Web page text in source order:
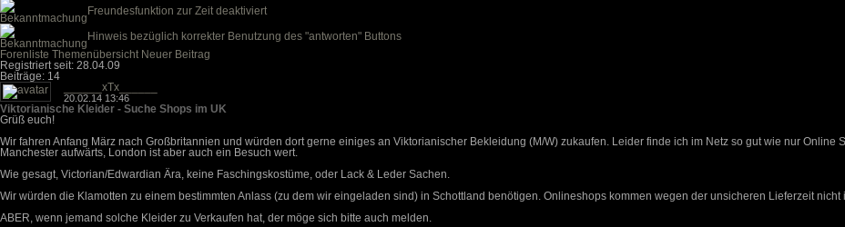
Freundesfunktion zur Zeit deaktiviert
Hinweis bezüglich korrekter Benutzung des "antworten" Buttons
Forenliste Themenübersicht Neuer Beitrag
Registriert seit: 28.04.09
Beiträge: 14
______xTx______
20.02.14 13:46
Viktorianische Kleider - Suche Shops im UK
Grüß euch!
Wir fahren Anfang März nach Großbritannien und würden dort gerne einiges an Viktorianischer Bekleidung (M/W) zukaufen. Leider finde ich im Netz so gut wie nur
Manchester aufwärts, London ist aber auch ein Besuch wert.
Wie gesagt, Victorian/Edwardian Ära, keine Faschingskostüme, oder Lack & Leder Sachen.
Wir würden die Klamotten zu einem bestimmten Anlass (zu dem wir eingeladen sind) in Schottland benötigen. Onlineshops kommen wegen der unsicheren Lieferzeit nicht
ABER, wenn jemand solche Kleider zu Verkaufen hat, der möge sich bitte auch melden.